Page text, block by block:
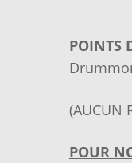
POINTS
(AUCUN
POUR